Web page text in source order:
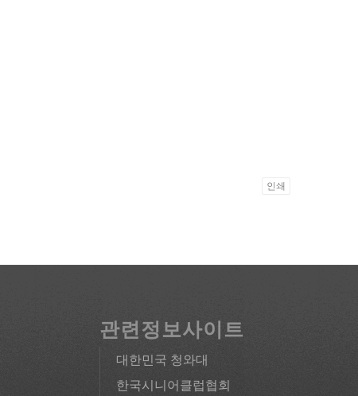
인쇄
관련정보사이트
대한민국 청와대
한국시니어클럽협회